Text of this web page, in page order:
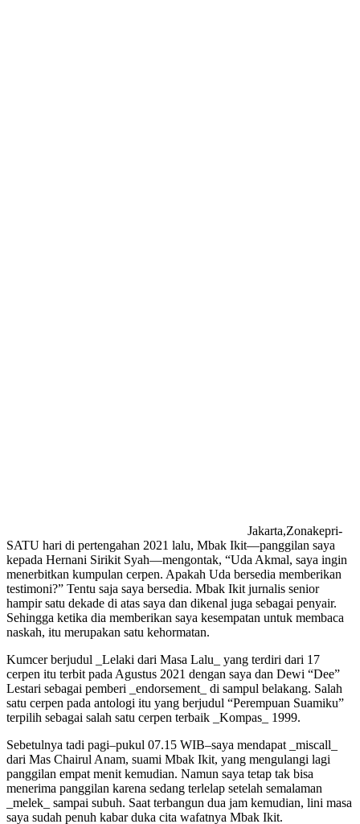
Jakarta,Zonakepri-
SATU hari di pertengahan 2021 lalu, Mbak Ikit—panggilan saya
kepada Hernani Sirikit Syah—mengontak, “Uda Akmal, saya ingin
menerbitkan kumpulan cerpen. Apakah Uda bersedia memberikan
testimoni?” Tentu saja saya bersedia. Mbak Ikit jurnalis senior
hampir satu dekade di atas saya dan dikenal juga sebagai penyair.
Sehingga ketika dia memberikan saya kesempatan untuk membaca
naskah, itu merupakan satu kehormatan.
Kumcer berjudul _Lelaki dari Masa Lalu_ yang terdiri dari 17
cerpen itu terbit pada Agustus 2021 dengan saya dan Dewi “Dee”
Lestari sebagai pemberi _endorsement_ di sampul belakang. Salah
satu cerpen pada antologi itu yang berjudul “Perempuan Suamiku”
terpilih sebagai salah satu cerpen terbaik _Kompas_ 1999.
Sebetulnya tadi pagi–pukul 07.15 WIB–saya mendapat _miscall_
dari Mas Chairul Anam, suami Mbak Ikit, yang mengulangi lagi
panggilan empat menit kemudian. Namun saya tetap tak bisa
menerima panggilan karena sedang terlelap setelah semalaman
_melek_ sampai subuh. Saat terbangun dua jam kemudian, lini masa
saya sudah penuh kabar duka cita wafatnya Mbak Ikit.